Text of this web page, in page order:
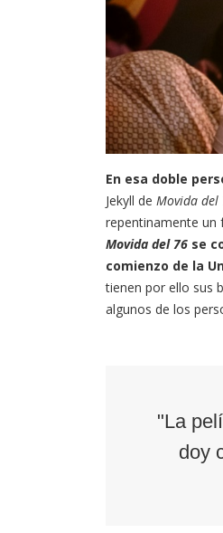
En esa doble
Jekyll de Movida del
repentinamente un
Movida del 76 se
comienzo de la
tienen por ello sus
algunos de los
"La
doy